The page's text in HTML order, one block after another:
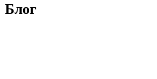
Блог